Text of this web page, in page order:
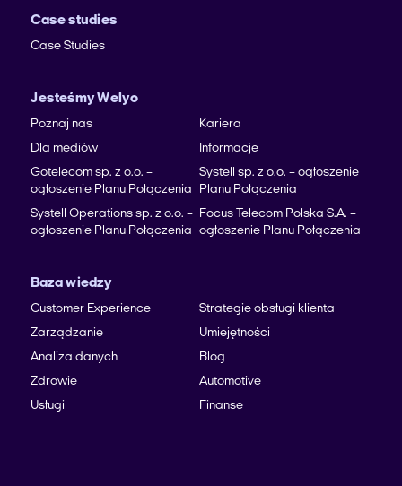
Case studies
Case Studies
Jesteśmy Welyo
Poznaj nas
Kariera
Dla mediów
Informacje
Gotelecom sp. z o.o. –
ogłoszenie Planu Połączenia
Systell sp. z o.o. – ogłoszenie
Planu Połączenia
Systell Operations sp. z o.o. –
ogłoszenie Planu Połączenia
Focus Telecom Polska S.A. –
ogłoszenie Planu Połączenia
Baza wiedzy
Customer Experience
Strategie obsługi klienta
Zarządzanie
Umiejętności
Analiza danych
Blog
Zdrowie
Automotive
Usługi
Finanse